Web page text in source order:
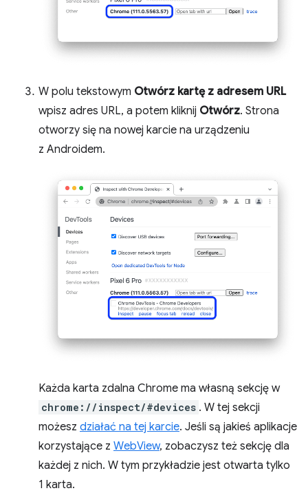
W polu tekstowym Otwórz kartę z adresem URL
wpisz adres URL, a potem kliknij Otwórz. Strona
otworzy się na nowej karcie na urządzeniu
z Androidem.
Każda karta zdalna Chrome ma własną sekcję w
chrome://inspect/#devices . W tej sekcji
możesz działać na tej karcie. Jeśli są jakieś aplikacje
korzystające z WebView, zobaczysz też sekcję dla
każdej z nich. W tym przykładzie jest otwarta tylko
1 karta.